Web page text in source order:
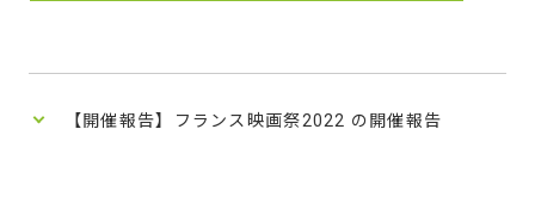
【開催報告】フランス映画祭2022 の開催報告